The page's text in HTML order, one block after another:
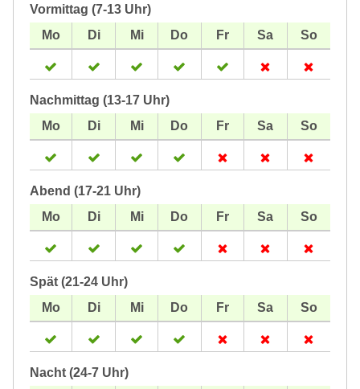
Vormittag (7-13 Uhr)
Nachmittag (13-17 Uhr)
Abend (17-21 Uhr)
Spät (21-24 Uhr)
Nacht (24-7 Uhr)